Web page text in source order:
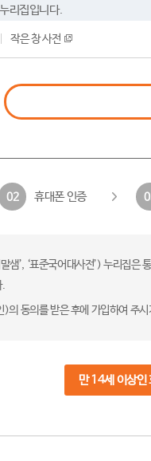
리집입니다.
작은 창 사전
02 휴대폰 인증
샘’, ‘표준국어대사전’) 누리집
.
의 동의를 받은 후에 가입하여 주
만 14세 이상인